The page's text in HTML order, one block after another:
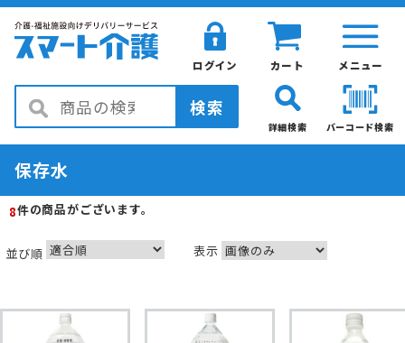
メニュー
カート
ログイン
検索
バーコード検索
詳細検索
保存水
8件の商品がございます。
並び順 表示